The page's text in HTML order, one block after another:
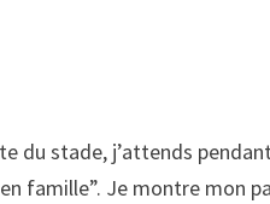
du stade, j’attends
famille”. Je montre mon